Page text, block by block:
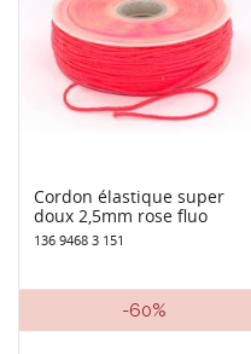
Cordon élastique super
doux 2,5mm rose fluo
136 9468 3 151
-60%